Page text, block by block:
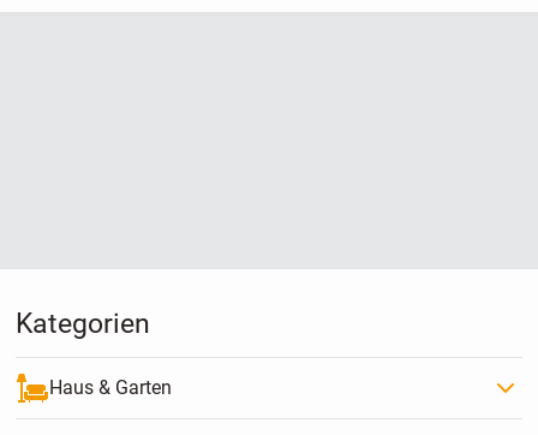
Kategorien
Haus & Garten